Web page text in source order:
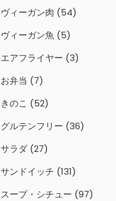
ヴィーガン肉 (54)
ヴィーガン魚 (5)
エアフライヤー (3)
お弁当 (7)
きのこ (52)
グルテンフリー (36)
サラダ (27)
サンドイッチ (131)
スープ・シチュー (97)